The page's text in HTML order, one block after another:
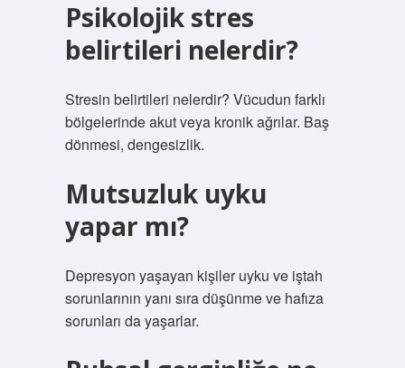
Psikolojik stres
belirtileri nelerdir?
Stresin belirtileri nelerdir? Vücudun farklı
bölgelerinde akut veya kronik ağrılar. Baş
dönmesi, dengesizlik.
Mutsuzluk uyku
yapar mı?
Depresyon yaşayan kişiler uyku ve iştah
sorunlarının yanı sıra düşünme ve hafıza
sorunları da yaşarlar.